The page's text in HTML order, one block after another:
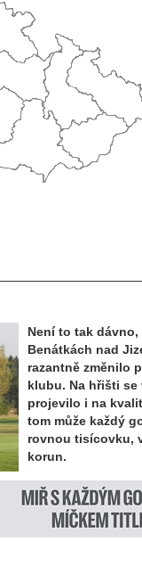
Není to tak
Benátkách nad
razantně změnilo
klubu. Na hřišti
projevilo i na
tom může každý
rovnou tisícovku,
korun.